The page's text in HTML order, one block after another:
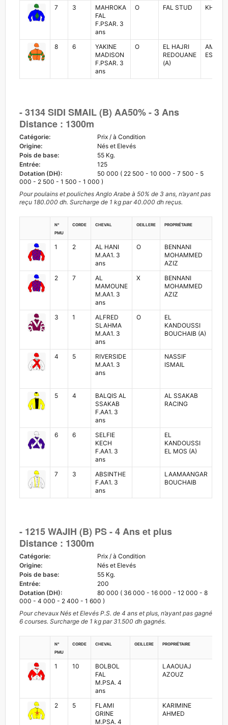
7 3
MAHROKA
FAL
F.PSAR. 3
ans
O FAL STUD
8 6
YAKINE
MADISON
F.PSAR. 3
ans
O
EL HAJRI
REDOUANE
(A)
AMINE
ESSATI
- 3134 SIDI SMAIL (B) AA50% - 3 Ans
Distance : 1300m
Catégorie:
Prix / à Condition
Origine:
Nés et Elevés
Pois de base:
55 Kg.
Entrée:
125
Dotation (DH):
50 000 ( 22 500 - 10 000 - 7 500 - 5
000 - 2 500 - 1 500 - 1 000 )
Pour poulains et pouliches Anglo Arabe à 50% de 3 ans, n’ayant pas
reçu 180.000 dh. Surcharge de 1 kg par 40.000 dh reçus.
N°
PMU
Corde Cheval Oeillere Propriétaire
1 2
AL HANI
M.AA1. 3
ans
O
BENNANI
MOHAMMED
AZIZ
2 7
AL
MAMOUNE
M.AA1. 3
ans
X
BENNANI
MOHAMMED
AZIZ
3 1
ALFRED
SLAHMA
M.AA1. 3
ans
O
EL
KANDOUSSI
BOUCHAIB (A)
4 5
RIVERSIDE
M.AA1. 3
ans
NASSIF
ISMAIL
5 4
BALQIS AL
SSAKAB
F.AA1. 3
ans
AL SSAKAB
RACING
6 6
SELFIE
KECH
F.AA1. 3
ans
EL
KANDOUSSI
EL MOS (A)
7 3
ABSINTHE
F.AA1. 3
ans
LAAMAANGAR
BOUCHAIB
- 1215 WAJIH (B) PS - 4 Ans et plus
Distance : 1300m
Catégorie:
Prix / à Condition
Origine:
Nés et Elevés
Pois de base:
55 Kg.
Entrée:
200
Dotation (DH):
80 000 ( 36 000 - 16 000 - 12 000 - 8
000 - 4 000 - 2 400 - 1 600 )
Pour chevaux Nés et Elevés P.S. de 4 ans et plus, n’ayant pas gagné
6 courses. Surcharge de 1 kg par 31.500 dh gagnés.
N°
PMU
Corde Cheval Oeillere Propriétaire
1 10
BOLBOL
FAL
M.PSA. 4
ans
LAAOUAJ
AZOUZ
2 5
FLAMI
GRINE
M.PSA. 4
KARIMINE
AHMED